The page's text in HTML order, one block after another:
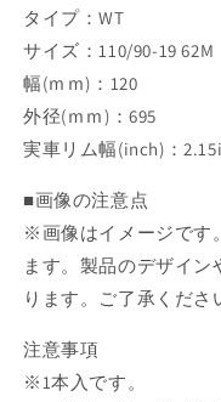
タイプ：WT
サイズ：110/90-19 62M
幅(ｍｍ)：120
外径(ｍｍ)：695
実車リム幅(inch)：
■画像の注意点
※画像はイメージです
ます。製品のデザイ
ります。ご了承くださ
注意事項
※1本入です。